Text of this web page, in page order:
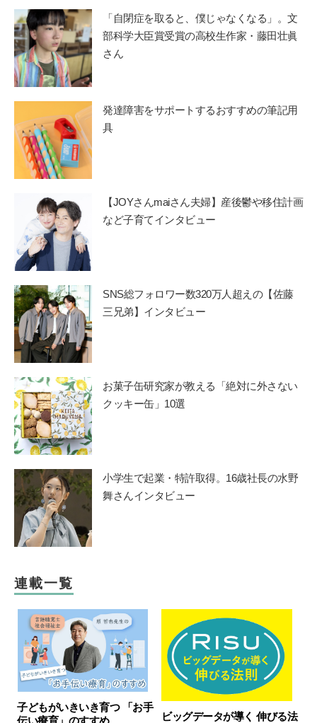
「自閉症を取ると、僕じゃなくなる」。文
部科学大臣賞受賞の高校生作家・藤田壮眞
さん
発達障害をサポートするおすすめの筆記用
具
【JOYさんmaiさん夫婦】産後鬱や移住計画
など子育てインタビュー
SNS総フォロワー数320万人超えの【佐藤
三兄弟】インタビュー
お菓子缶研究家が教える「絶対に外さない
クッキー缶」10選
小学生で起業・特許取得。16歳社長の水野
舞さんインタビュー
連載一覧
子どもがいきいき育つ 「お手
伝い療育」のすすめ
ビッグデータが導く 伸びる法